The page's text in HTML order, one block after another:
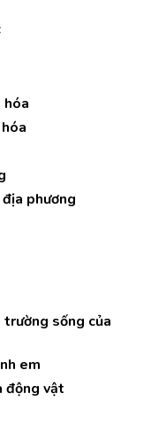
hóa
phương
sống của
em
động vật